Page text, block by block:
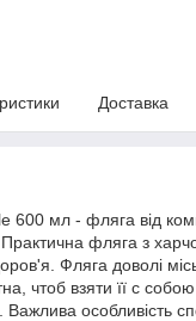
Доставка
600 мл - фляга від
фляга з
Фляга доволі
чтоб взяти її с
особливість